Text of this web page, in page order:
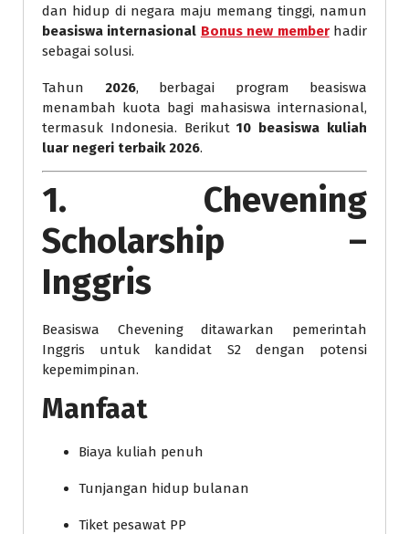
dan hidup di negara maju memang tinggi, namun
beasiswa internasional Bonus new memberhadir
sebagai solusi.
Tahun 2026, berbagai program beasiswa
menambah kuota bagi mahasiswa internasional,
termasuk Indonesia. Berikut10 beasiswa kuliah
luar negeri terbaik 2026.
1. Chevening
Scholarship –
Inggris
Beasiswa Chevening ditawarkan pemerintah
Inggris untuk kandidat S2 dengan potensi
kepemimpinan.
Manfaat
Biaya kuliah penuh
Tunjangan hidup bulanan
Tiket pesawat PP